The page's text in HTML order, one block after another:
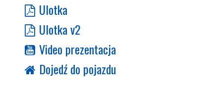
Ulotka
Ulotka v2
Video prezentacja
Dojedź do pojazdu